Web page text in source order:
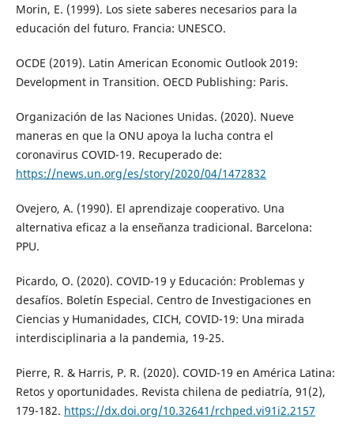
Morin, E. (1999). Los siete saberes necesarios para la
educación del futuro. Francia: UNESCO.
OCDE (2019). Latin American Economic Outlook 2019:
Development in Transition. OECD Publishing: Paris.
Organización de las Naciones Unidas. (2020). Nueve
maneras en que la ONU apoya la lucha contra el
coronavirus COVID-19. Recuperado de:
https://news.un.org/es/story/2020/04/1472832
Ovejero, A. (1990). El aprendizaje cooperativo. Una
alternativa eficaz a la enseñanza tradicional. Barcelona:
PPU.
Picardo, O. (2020). COVID-19 y Educación: Problemas y
desafíos. Boletín Especial. Centro de Investigaciones en
Ciencias y Humanidades, CICH, COVID-19: Una mirada
interdisciplinaria a la pandemia, 19-25.
Pierre, R. & Harris, P. R. (2020). COVID-19 en América Latina:
Retos y oportunidades. Revista chilena de pediatría, 91(2),
179-182. https://dx.doi.org/10.32641/rchped.vi91i2.2157